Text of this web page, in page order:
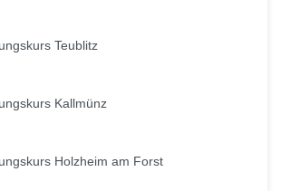
Teublitz
Kallmünz
Holzheim am Forst